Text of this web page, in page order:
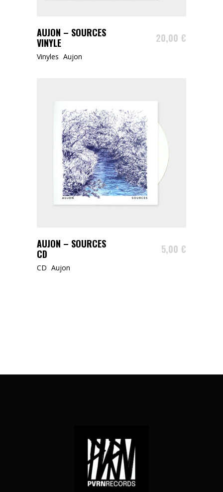
AJOUTER AU PANIER
AUJON – SOURCES
VINYLE
20,00 €
Vinyles Aujon
AJOUTER AU PANIER
AUJON – SOURCES
CD
5,00 €
CD Aujon